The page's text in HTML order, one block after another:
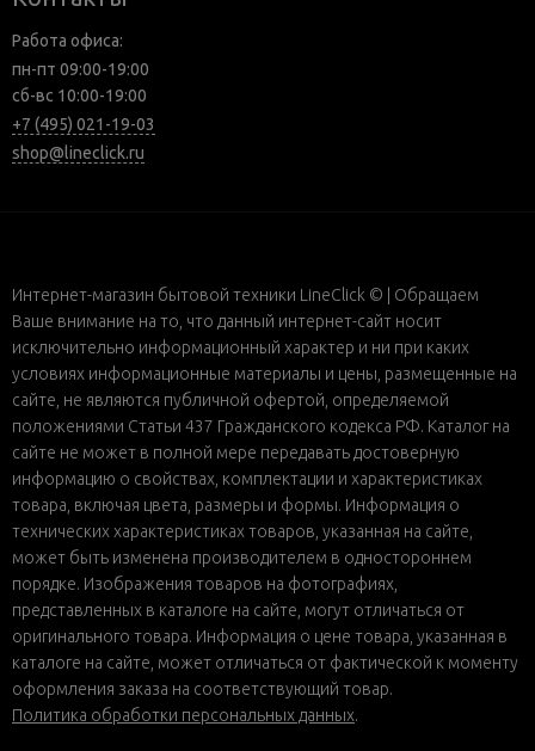
Работа офиса:
пн-пт 09:00-19:00
сб-вс 10:00-19:00
+7 (495) 021-19-03
shop@lineclick.ru
Интернет-магазин бытовой техники LineClick © | Обращаем
Ваше внимание на то, что данный интернет-сайт носит
исключительно информационный характер и ни при каких
условиях информационные материалы и цены, размещенные на
сайте, не являются публичной офертой, определяемой
положениями Статьи 437 Гражданского кодекса РФ. Каталог на
сайте не может в полной мере передавать достоверную
информацию о свойствах, комплектации и характеристиках
товара, включая цвета, размеры и формы. Информация о
технических характеристиках товаров, указанная на сайте,
может быть изменена производителем в одностороннем
порядке. Изображения товаров на фотографиях,
представленных в каталоге на сайте, могут отличаться от
оригинального товара. Информация о цене товара, указанная в
каталоге на сайте, может отличаться от фактической к моменту
оформления заказа на соответствующий товар.
Политика обработки персональных данных.